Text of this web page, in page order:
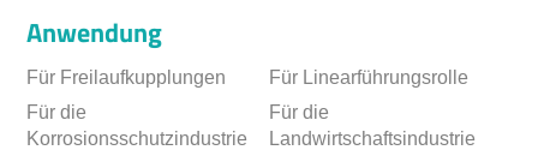
Anwendung
Für Freilaufkupplungen
Für Linearführungsrolle
Für die
Korrosionsschutzindustrie
Für die
Landwirtschaftsindustrie